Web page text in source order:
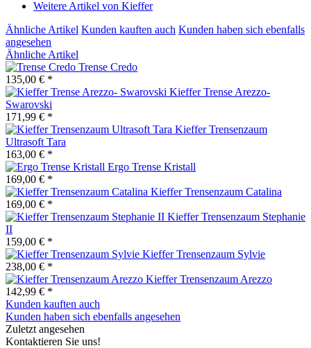
Weitere Artikel von Kieffer
Ähnliche Artikel Kunden kauften auch Kunden haben sich ebenfalls
angesehen
Ähnliche Artikel
Trense Credo
135,00 € *
Kieffer Trense Arezzo-
Swarovski
171,99 € *
Kieffer Trensenzaum
Ultrasoft Tara
163,00 € *
Ergo Trense Kristall
169,00 € *
Kieffer Trensenzaum Catalina
169,00 € *
Kieffer Trensenzaum Stephanie
II
159,00 € *
Kieffer Trensenzaum Sylvie
238,00 € *
Kieffer Trensenzaum Arezzo
142,99 € *
Kunden kauften auch
Kunden haben sich ebenfalls angesehen
Zuletzt angesehen
Kontaktieren Sie uns!